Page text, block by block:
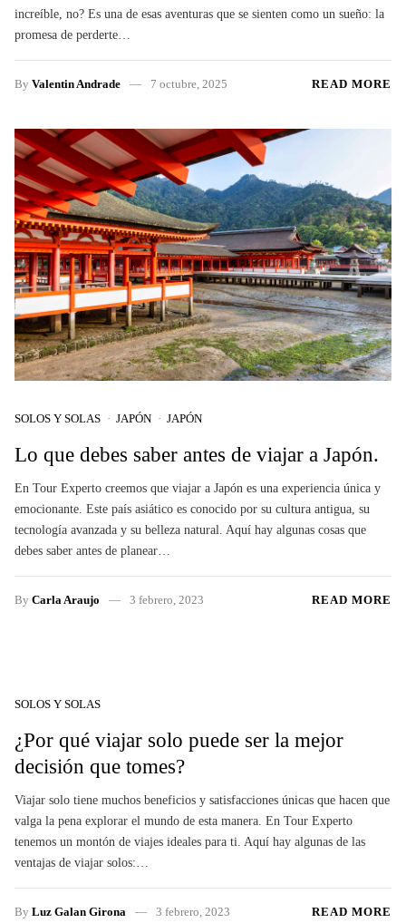
increíble, no? Es una de esas aventuras que se sienten como un sueño: la
promesa de perderte…
By Valentin Andrade 7 octubre, 2025 READ MORE
SOLOS Y SOLAS JAPÓN JAPÓN
Lo que debes saber antes de viajar a Japón.
En Tour Experto creemos que viajar a Japón es una experiencia única y
emocionante. Este país asiático es conocido por su cultura antigua, su
tecnología avanzada y su belleza natural. Aquí hay algunas cosas que
debes saber antes de planear…
By Carla Araujo 3 febrero, 2023 READ MORE
SOLOS Y SOLAS
¿Por qué viajar solo puede ser la mejor
decisión que tomes?
Viajar solo tiene muchos beneficios y satisfacciones únicas que hacen que
valga la pena explorar el mundo de esta manera. En Tour Experto
tenemos un montón de viajes ideales para ti. Aquí hay algunas de las
ventajas de viajar solos:…
By Luz Galan Girona 3 febrero, 2023 READ MORE